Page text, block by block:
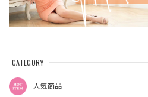
CATEGORY
人気商品